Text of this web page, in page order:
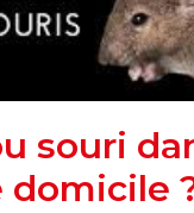
souri
domicile